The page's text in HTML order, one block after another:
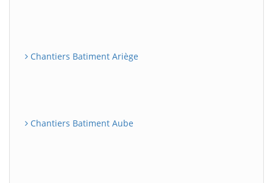
Chantiers Batiment Ariège
Chantiers Batiment Aube